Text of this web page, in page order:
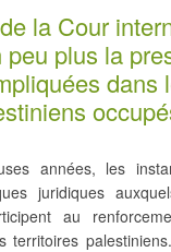
la Cour
plus la
dans
années, les
juridiques
au
territoires